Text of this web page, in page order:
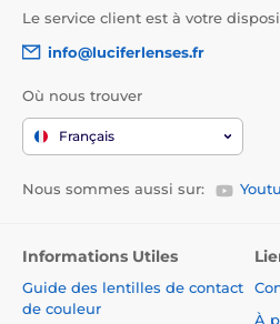
Le service client est à votre
info@luciferlenses.fr
Où nous trouver
Français
Nous sommes aussi sur:
Informations Utiles
Guide des lentilles de contact
de couleur
À